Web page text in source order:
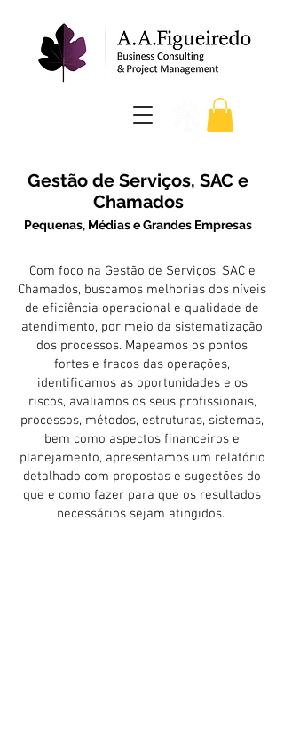
Gestão de Serviços, SAC e
Chamados
Pequenas, Médias e Grandes Empresas
Com foco na Gestão de Serviços, SAC e
Chamados, buscamos melhorias dos níveis
de eficiência operacional e qualidade de
atendimento, por meio da sistematização
dos processos. Mapeamos os pontos
fortes e fracos das operações,
identificamos as oportunidades e os
riscos, avaliamos os seus profissionais,
processos, métodos, estruturas, sistemas,
bem como aspectos financeiros e
planejamento, apresentamos um relatório
detalhado com propostas e sugestões do
que e como fazer para que os resultados
necessários sejam atingidos.